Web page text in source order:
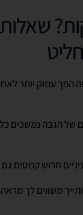
שאלות
הפך עמוק יותר
של הגבה נמשכים
משווים לך